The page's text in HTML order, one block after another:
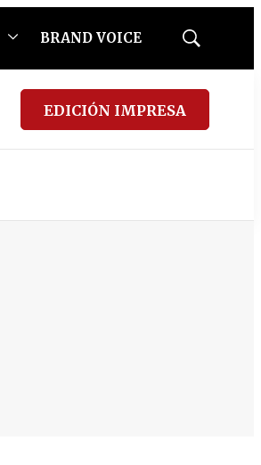
BRAND VOICE
Mostrar
EDICIÓN IMPRESA